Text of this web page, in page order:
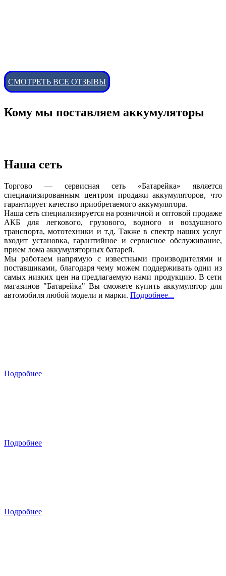
СМОТРЕТЬ ВСЕ ОТЗЫВЫ
Кому мы поставляем аккумуляторы
Наша сеть
Торгово — сервисная сеть «Батарейка» является
специализированным центром продажи аккумуляторов, что
гарантирует качество приобретаемого аккумулятора.
Наша сеть специализируется на розничной и оптовой продаже
АКБ для легкового, грузового, водного и воздушного
транспорта, мототехники и т.д. Также в спектр наших услуг
входит установка, гарантийное и сервисное обслуживание,
прием лома аккумуляторных батарей.
Мы работаем напрямую с известными производителями и
поставщиками, благодаря чему можем поддерживать одни из
самых низких цен на предлагаемую нами продукцию. В сети
магазинов "Батарейка" Вы сможете купить аккумулятор для
автомобиля любой модели и марки. Подробнее...
Подробнее
Подробнее
Подробнее